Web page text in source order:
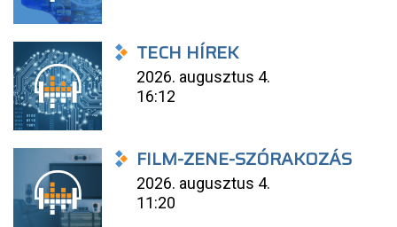
TECH HÍREK
2026. augusztus 4.
16:12
FILM-ZENE-SZÓRAKOZÁS
2026. augusztus 4.
11:20